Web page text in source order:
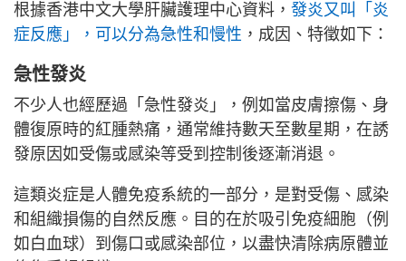
根據香港中文大學肝臟護理中心資料， 發炎又叫「炎
症反應」，可以分為急性和慢性 ，成因、特徵如下：
急性發炎
不少人也經歷過「急性發炎」，例如當皮膚擦傷、身
體復原時的紅腫熱痛，通常維持數天至數星期，在誘
發原因如受傷或感染等受到控制後逐漸消退。
這類炎症是人體免疫系統的一部分，是對受傷、感染
和組織損傷的自然反應。目的在於吸引免疫細胞（例
如白血球）到傷口或感染部位，以盡快清除病原體並